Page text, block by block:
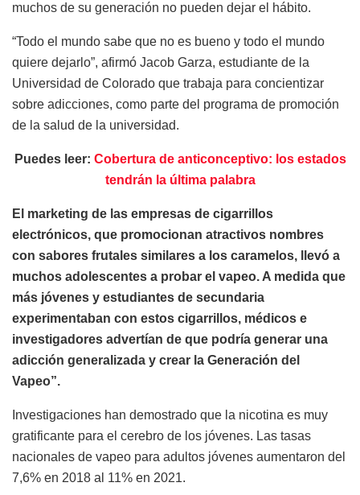
muchos de su generación no pueden dejar el hábito.
“Todo el mundo sabe que no es bueno y todo el mundo
quiere dejarlo”, afirmó Jacob Garza, estudiante de la
Universidad de Colorado que trabaja para concientizar
sobre adicciones, como parte del programa de promoción
de la salud de la universidad.
Puedes leer: Cobertura de anticonceptivo: los estados
tendrán la última palabra
El marketing de las empresas de cigarrillos
electrónicos, que promocionan atractivos nombres
con sabores frutales similares a los caramelos, llevó a
muchos adolescentes a probar el vapeo. A medida que
más jóvenes y estudiantes de secundaria
experimentaban con estos cigarrillos, médicos e
investigadores advertían de que podría generar una
adicción generalizada y crear la Generación del
Vapeo”.
Investigaciones han demostrado que la nicotina es muy
gratificante para el cerebro de los jóvenes. Las tasas
nacionales de vapeo para adultos jóvenes aumentaron del
7,6% en 2018 al 11% en 2021.